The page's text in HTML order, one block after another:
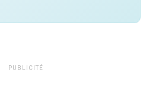
PUBLICITÉ